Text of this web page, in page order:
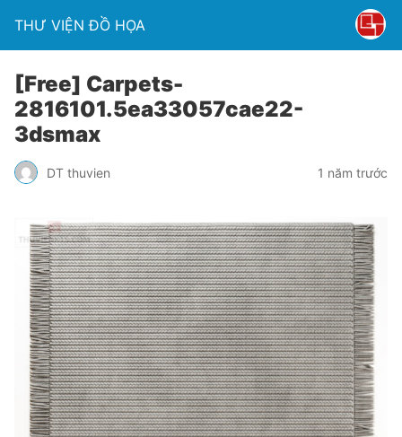
THƯ VIỆN ĐỒ HỌA
[Free] Carpets-
2816101.5ea33057cae22-
3dsmax
DT thuvien 1 năm trước